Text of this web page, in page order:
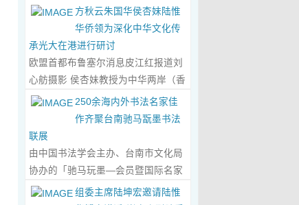
师、老校长，他的一生，一半是教书
育人的赤诚，一半是笔墨丹青的风
雅。记忆里，外公的书桌总铺着宣
纸，狼毫笔起落间，山水花鸟跃然纸
上，窗外的田园炊烟、山间流云，都
成了他笔下的景致。我总蹲在桌旁静
静凝望，看墨色在纸上晕染开深浅层
次，看线条勾勒出世间万物，那些灵
动的笔触、雅致的构图，悄无声息地
化作我最初的美学启蒙。耳濡目染之
下，我深深爱上了绘画，年少的心
们引入香港双鱼河马会的湖光画卷
中。叶庆良博士、陆惟华博士、侯杏
妹教授与廖国玲小姐同游于此，在水
墨烟岚与艺术雅趣间，共赴一场关于
时光的慢调叙事。 墨韵凝香：方寸亭
着的灯串尚未苏醒，却被攀援的藤蔓
织成了碎金帘幕。牙医博士叶庆良的
书法汇报在此流淌，如古琴拨弦——
他从仓颉造字的鸿蒙传说讲起，指尖
划过甲骨文的象形密码，将东方哲思
的留白与日本新书法的张力调和成墨
方秋云朱国华侯杏妹陆惟
华侨领为深化中华文化传
承光大在港进行研讨
欧盟首都布鲁塞尔消息皮江红报道刘
心舫摄影 侯杏妹教授为中华两岸（香
港）文创观光协会题词致贺 2023年5
月2日上午，比利时美术家协会主席
陆惟华博士，比利时世界文化艺术交
流中心主席、香港国际文化艺术联会
会长侯杏妹教授应中华两岸（香港）
会常务副会长方秋云女士，中华两岸
250余海内外书法名家佳
作齐聚台南驰马翫墨书法
联展
由中国书法学会主办、台南市文化局
协办的「驰马玩墨—会员暨国际名家
书法联展」，已于2026年5月3日在台
组委主席陆坤宏邀请陆惟